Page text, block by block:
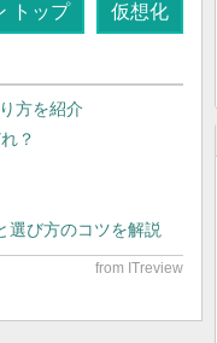
トップ 仮想化
方を紹介
？
選び方のコツを解説